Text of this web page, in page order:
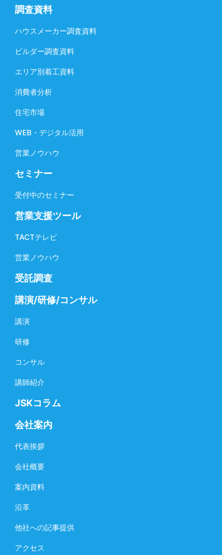
調査資料
ハウスメーカー調査資料
ビルダー調査資料
エリア別着工資料
消費者分析
住宅市場
WEB・デジタル活用
営業ノウハウ
セミナー
受付中のセミナー
営業支援ツール
TACTテレビ
営業ノウハウ
受託調査
講演/研修/コンサル
講演
研修
コンサル
講師紹介
JSKコラム
会社案内
代表挨拶
会社概要
案内資料
沿革
他社への記事提供
アクセス